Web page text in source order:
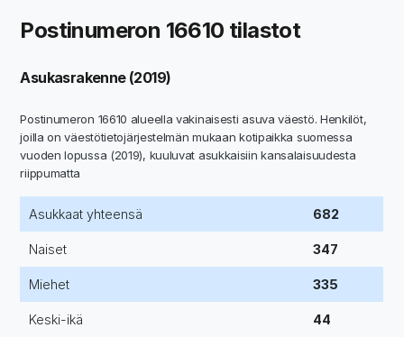
Postinumeron 16610 tilastot
Asukasrakenne (2019)
Postinumeron 16610 alueella vakinaisesti asuva väestö. Henkilöt,
joilla on väestötietojärjestelmän mukaan kotipaikka suomessa
vuoden lopussa (2019), kuuluvat asukkaisiin kansalaisuudesta
riippumatta
Asukkaat yhteensä 682
Naiset 347
Miehet 335
Keski-ikä 44